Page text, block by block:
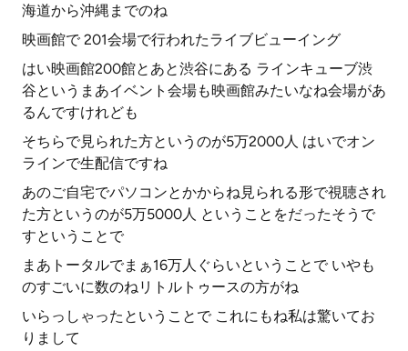
海道から沖縄までのね
映画館で 201会場で行われたライブビューイング
はい映画館200館とあと渋谷にある ラインキューブ渋
谷というまあイベント会場も映画館みたいなね会場があ
るんですけれども
そちらで見られた方というのが5万2000人 はいでオン
ラインで生配信ですね
あのご自宅でパソコンとかからね見られる形で視聴され
た方というのが5万5000人 ということをだったそうで
すということで
まあトータルでまぁ16万人ぐらいということで いやも
のすごいに数のねリトルトゥースの方がね
いらっしゃったということで これにもね私は驚いてお
りまして